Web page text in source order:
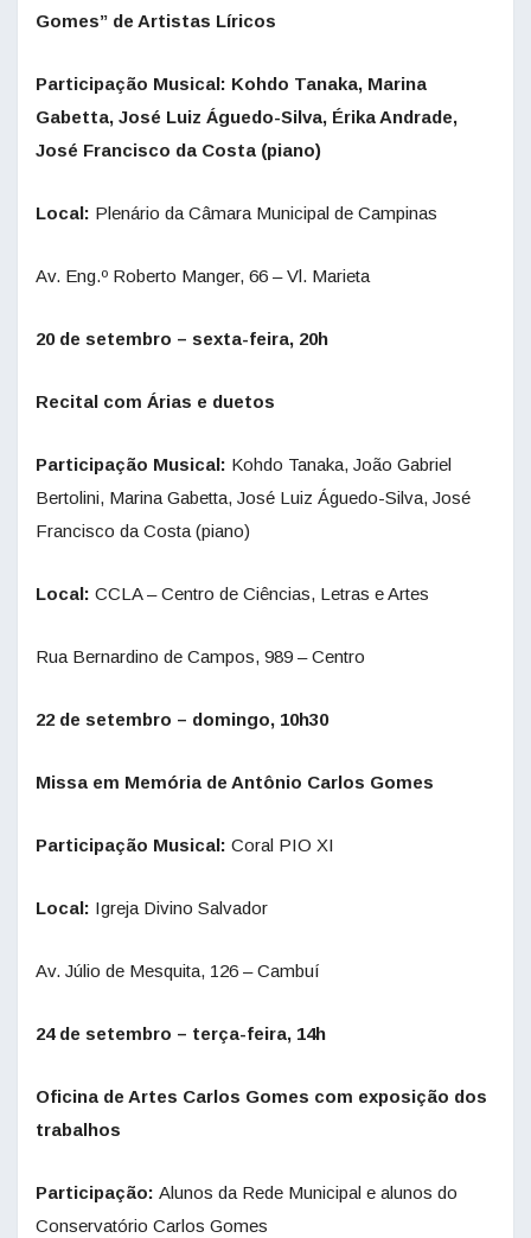
Gomes” de Artistas Líricos
Participação Musical: Kohdo Tanaka, Marina
Gabetta, José Luiz Águedo-Silva, Érika Andrade,
José Francisco da Costa (piano)
Local: Plenário da Câmara Municipal de Campinas
Av. Eng.º Roberto Manger, 66 – Vl. Marieta
20 de setembro – sexta-feira, 20h
Recital com Árias e duetos
Participação Musical: Kohdo Tanaka, João Gabriel
Bertolini, Marina Gabetta, José Luiz Águedo-Silva, José
Francisco da Costa (piano)
Local: CCLA – Centro de Ciências, Letras e Artes
Rua Bernardino de Campos, 989 – Centro
22 de setembro – domingo, 10h30
Missa em Memória de Antônio Carlos Gomes
Participação Musical: Coral PIO XI
Local: Igreja Divino Salvador
Av. Júlio de Mesquita, 126 – Cambuí
24 de setembro – terça-feira, 14h
Oficina de Artes Carlos Gomes com exposição dos
trabalhos
Participação: Alunos da Rede Municipal e alunos do
Conservatório Carlos Gomes